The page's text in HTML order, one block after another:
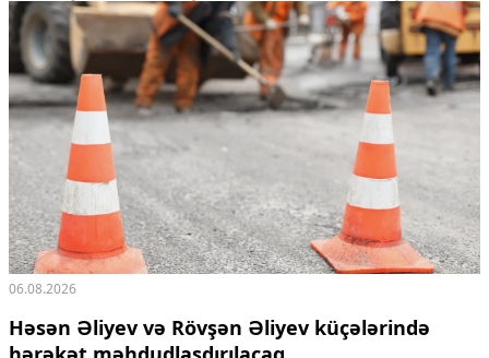
06.08.2026
Həsən Əliyev və Rövşən Əliyev küçələrində